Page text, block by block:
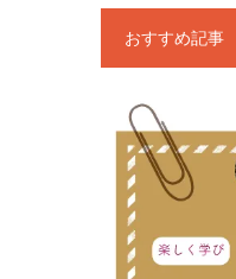
おすすめ記事